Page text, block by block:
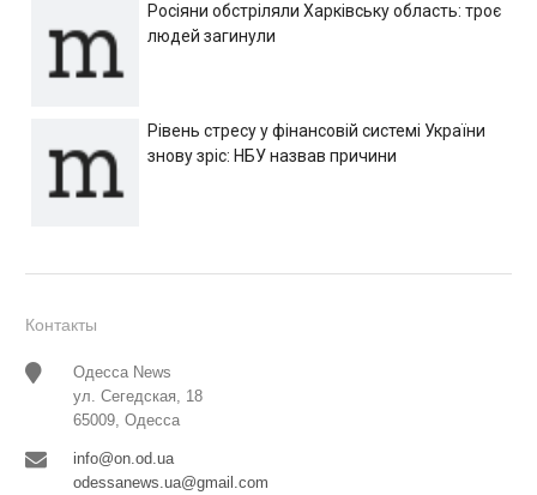
Росіяни обстріляли Харківську область: троє
людей загинули
Рівень стресу у фінансовій системі України
знову зріс: НБУ назвав причини
Контакты
Одесса News
ул. Сегедская, 18
65009, Одесса
info@on.od.ua
odessanews.ua@gmail.com